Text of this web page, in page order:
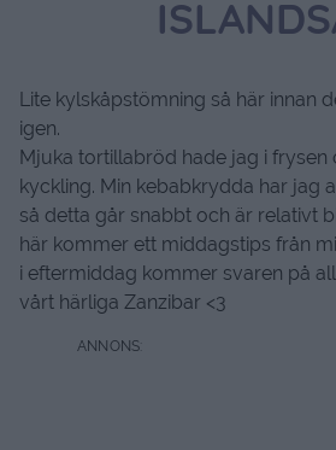
Lite kylskåpstömning så här innan
igen.
Mjuka tortillabröd hade jag i frysen
kyckling. Min kebabkrydda har jag
så detta går snabbt och är relativt
här kommer ett middagstips från
i eftermiddag kommer svaren på
vårt härliga Zanzibar <3